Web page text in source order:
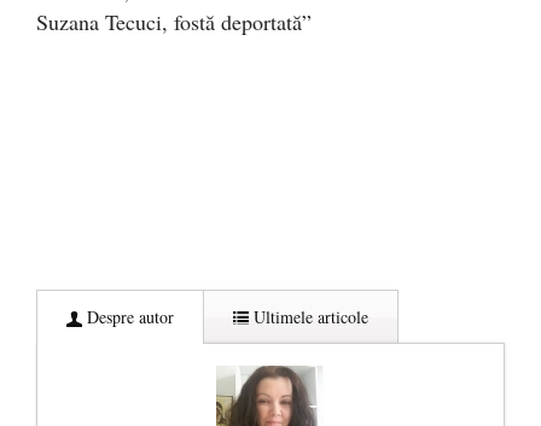
Suzana Tecuci, fostă deportată”
Despre autor Ultimele articole